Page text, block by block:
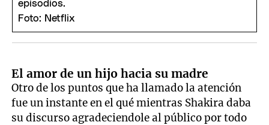
El amor de un hijo hacia su madre
Otro de los puntos que ha llamado la atención
fue un instante en el qué mientras Shakira daba
su discurso agradeciendole al público por todo